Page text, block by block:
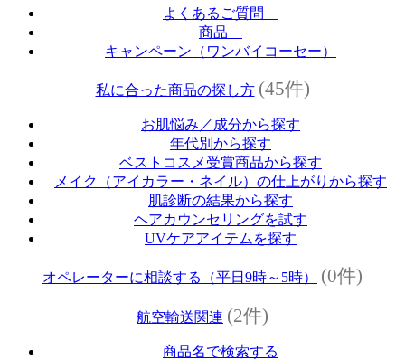
よくあるご質問
商品
キャンペーン（ワンバイコーセー）
私に合った商品の探し方 (45件)
お肌悩み／成分から探す
年代別から探す
ベストコスメ受賞商品から探す
メイク（アイカラー・ネイル）の仕上がりから探す
肌診断の結果から探す
ヘアカウンセリングを試す
UVケアアイテムを探す
オペレーターに相談する（平日9時～5時） (0件)
航空輸送関連 (2件)
商品名で検索する